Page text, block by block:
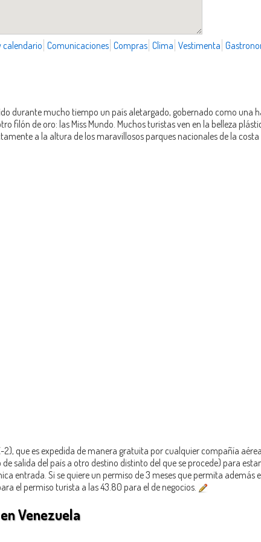
calendario Comunicaciones Compras Clima Vestimenta
durante mucho tiempo un país aletargado, gobernado como una
filón de oro: las Miss Mundo. Muchos turistas ven en la belleza
a la altura de los maravillosos parques nacionales de la
2), que es expedida de manera gratuita por cualquier compañía
salida del país a otro destino distinto del que se procede) para
entrada. Si se quiere un permiso de 3 meses que permita además
el permiso turista a las 43.80 para el de negocios.
Venezuela